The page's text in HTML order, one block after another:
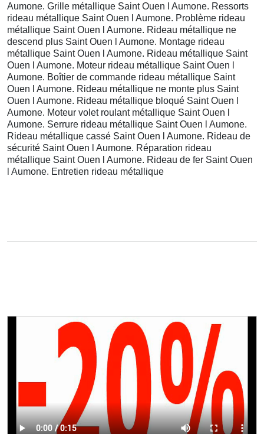
Aumone. Grille métallique Saint Ouen l Aumone. Ressorts
rideau métallique Saint Ouen l Aumone. Problème rideau
métallique Saint Ouen l Aumone. Rideau métallique ne
descend plus Saint Ouen l Aumone. Montage rideau
métallique Saint Ouen l Aumone. Rideau métallique Saint
Ouen l Aumone. Moteur rideau métallique Saint Ouen l
Aumone. Boîtier de commande rideau métallique Saint
Ouen l Aumone. Rideau métallique ne monte plus Saint
Ouen l Aumone. Rideau métallique bloqué Saint Ouen l
Aumone. Moteur volet roulant métallique Saint Ouen l
Aumone. Serrure rideau métallique Saint Ouen l Aumone.
Rideau métallique cassé Saint Ouen l Aumone. Rideau de
sécurité Saint Ouen l Aumone. Réparation rideau
métallique Saint Ouen l Aumone. Rideau de fer Saint Ouen
l Aumone. Entretien rideau métallique